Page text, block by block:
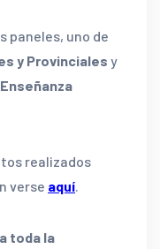
paneles, uno de
y Provinciales y
realizados
verse aquí.
toda la